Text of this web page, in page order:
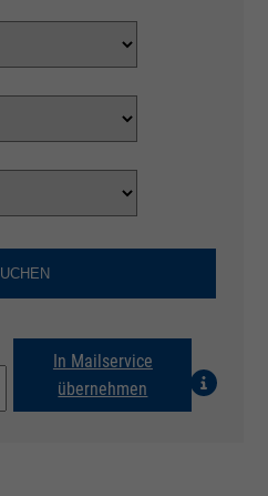
In Mailservice
übernehmen